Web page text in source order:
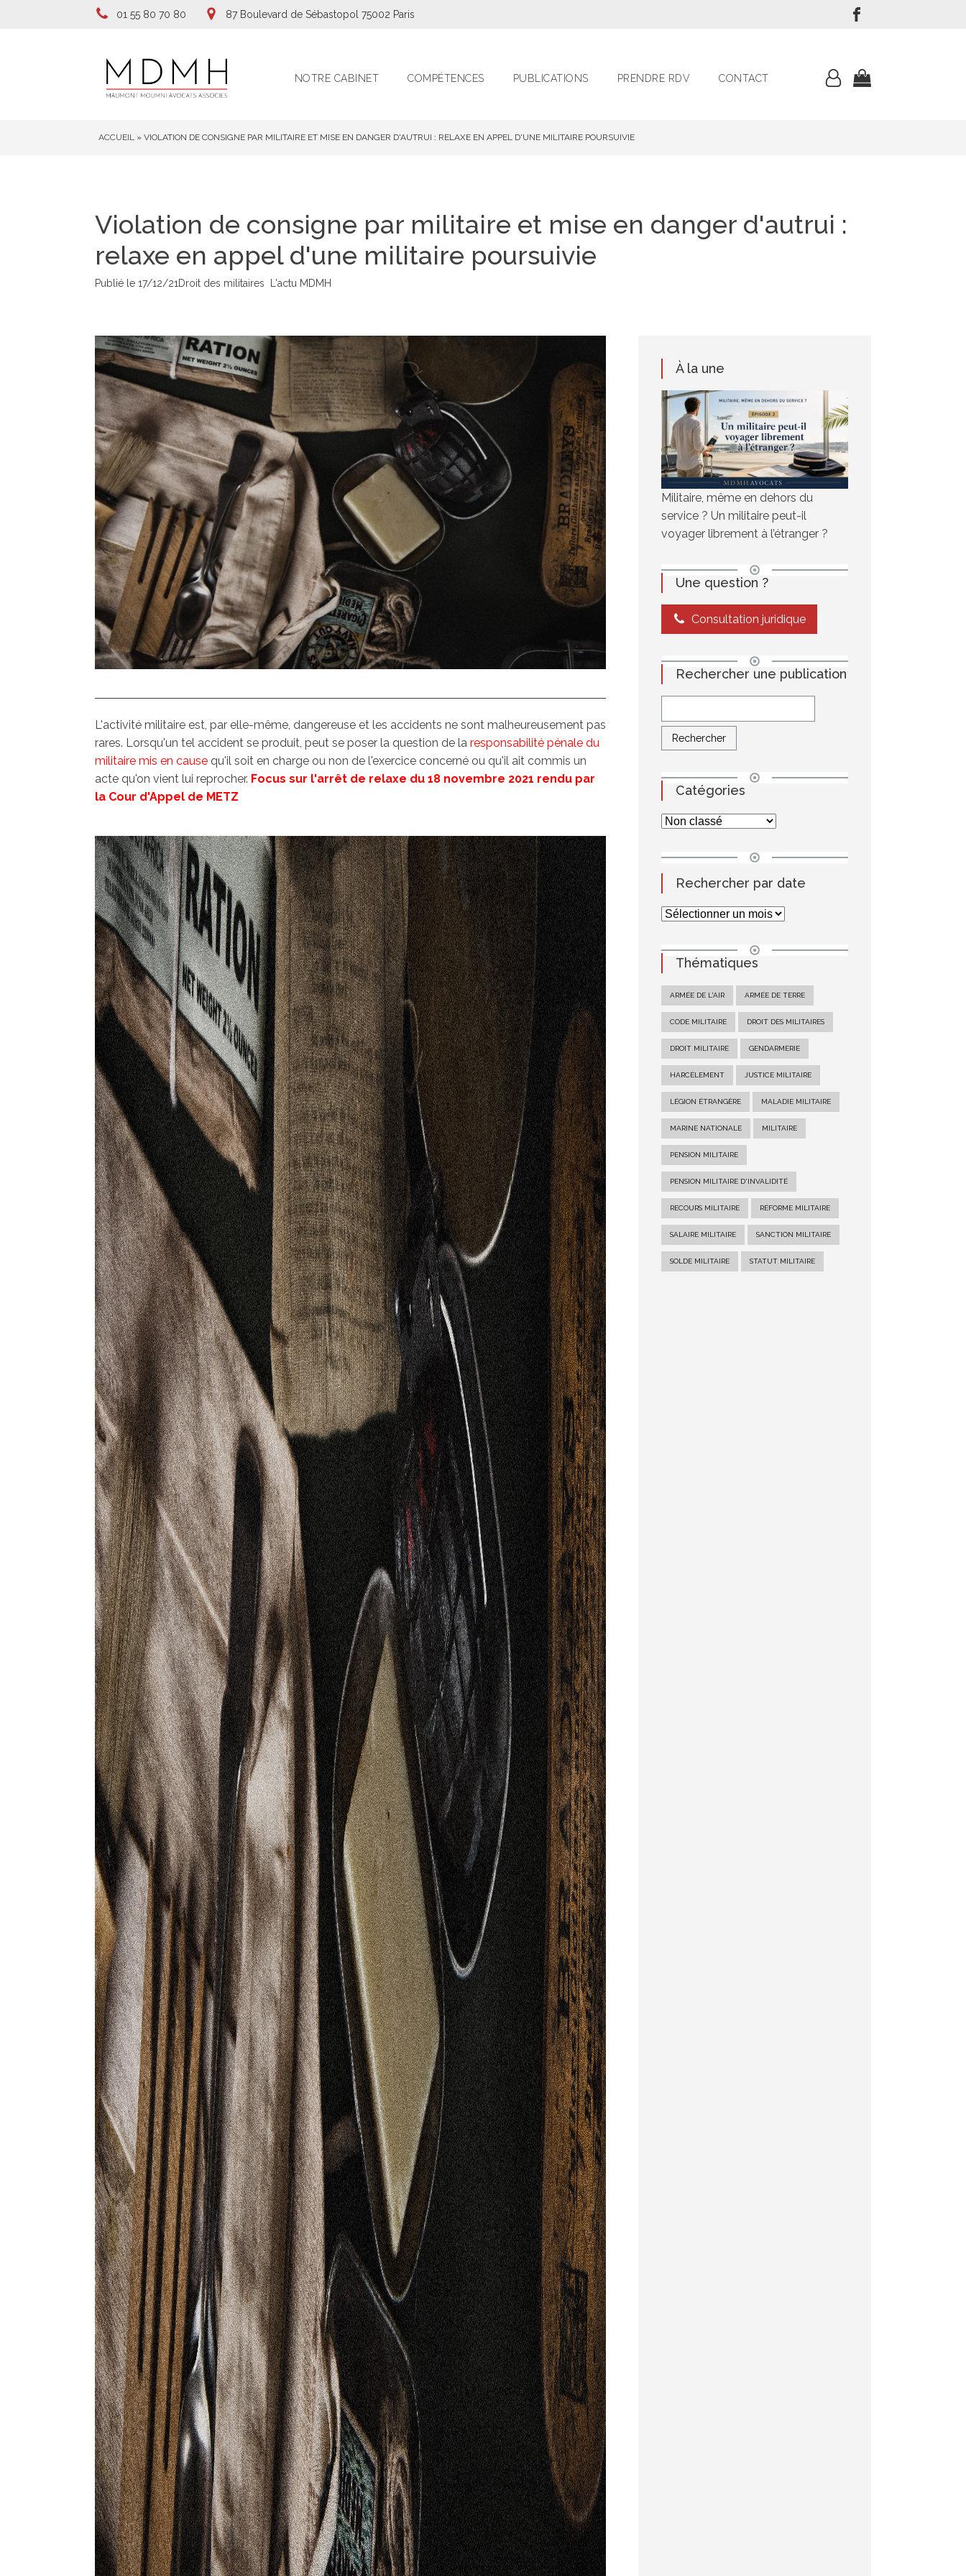
01 55 80 70 80 87 Boulevard de Sébastopol 75002 Paris
NOTRE CABINET COMPÉTENCES PUBLICATIONS PRENDRE RDV CONTACT
ACCUEIL » VIOLATION DE CONSIGNE PAR MILITAIRE ET MISE EN DANGER D'AUTRUI : RELAXE EN APPEL D'UNE MILITAIRE POURSUIVIE
Violation de consigne par militaire et mise en danger d'autrui :
relaxe en appel d'une militaire poursuivie
Publié le 17/12/21 Droit des militaires L'actu MDMH
L'activité militaire est, par elle-même, dangereuse et les accidents ne sont malheureusement pas
rares. Lorsqu'un tel accident se produit, peut se poser la question de la responsabilité pénale du
militaire mis en cause qu'il soit en charge ou non de l'exercice concerné ou qu'il ait commis un
acte qu'on vient lui reprocher. Focus sur l'arrêt de relaxe du 18 novembre 2021 rendu par
la Cour d'Appel de METZ
À la une
Militaire, même en dehors du
service ? Un militaire peut-il
voyager librement à l’étranger ?
Une question ?
Consultation juridique
Rechercher une publication
Catégories
Rechercher par date
Thématiques
ARMÉE DE L'AIR ARMÉE DE TERRE
CODE MILITAIRE DROIT DES MILITAIRES
DROIT MILITAIRE GENDARMERIE
HARCÈLEMENT JUSTICE MILITAIRE
LÉGION ÉTRANGÈRE MALADIE MILITAIRE
MARINE NATIONALE MILITAIRE
PENSION MILITAIRE
PENSION MILITAIRE D'INVALIDITÉ
RECOURS MILITAIRE RÉFORME MILITAIRE
SALAIRE MILITAIRE SANCTION MILITAIRE
SOLDE MILITAIRE STATUT MILITAIRE